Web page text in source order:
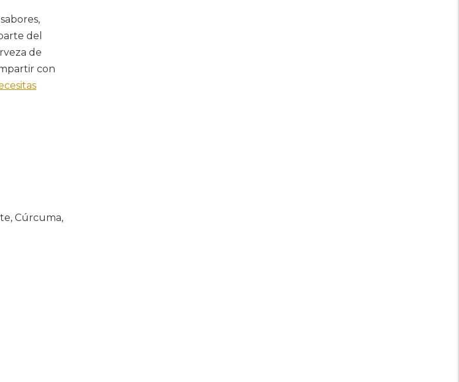
del
de
con
Cúrcuma,